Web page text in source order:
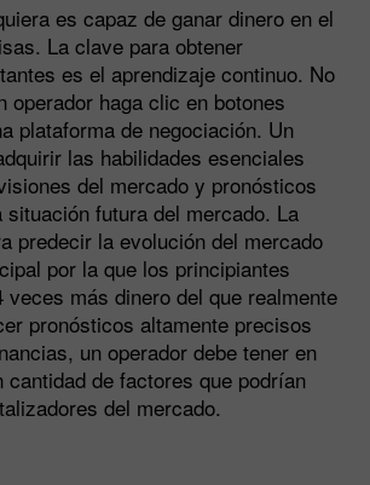
es capaz de ganar dinero en el
La clave para obtener
es el aprendizaje continuo. No
operador haga clic en botones
plataforma de negociación. Un
las habilidades esenciales
del mercado y pronósticos
situación futura del mercado. La
predecir la evolución del mercado
por la que los principiantes
veces más dinero del que realmente
pronósticos altamente precisos
un operador debe tener en
cantidad de factores que podrían
del mercado.